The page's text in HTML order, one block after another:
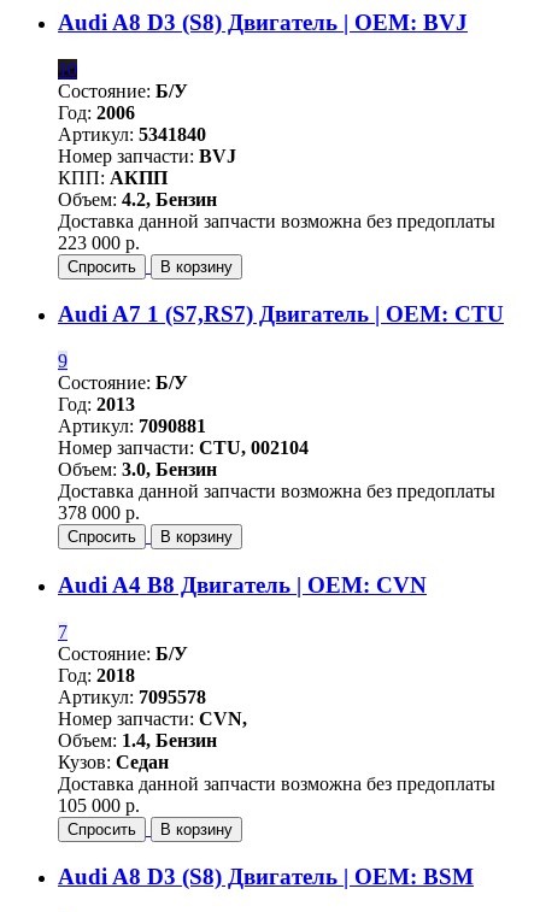
Audi A8 D3 (S8) Двигатель | OEM: BVJ
10
Состояние: Б/У
Год: 2006
Артикул: 5341840
Номер запчасти: BVJ
КПП: АКПП
Объем: 4.2, Бензин
Доставка данной запчасти возможна без предоплаты
223 000 р.
Спросить В корзину
Audi A7 1 (S7,RS7) Двигатель | OEM: CTU
9
Состояние: Б/У
Год: 2013
Артикул: 7090881
Номер запчасти: CTU, 002104
Объем: 3.0, Бензин
Доставка данной запчасти возможна без предоплаты
378 000 р.
Спросить В корзину
Audi A4 B8 Двигатель | OEM: CVN
7
Состояние: Б/У
Год: 2018
Артикул: 7095578
Номер запчасти: CVN,
Объем: 1.4, Бензин
Кузов: Седан
Доставка данной запчасти возможна без предоплаты
105 000 р.
Спросить В корзину
Audi A8 D3 (S8) Двигатель | OEM: BSM